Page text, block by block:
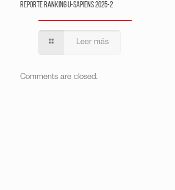
Reporte Ranking U-Sapiens 2025-2
Leer más
Comments are closed.